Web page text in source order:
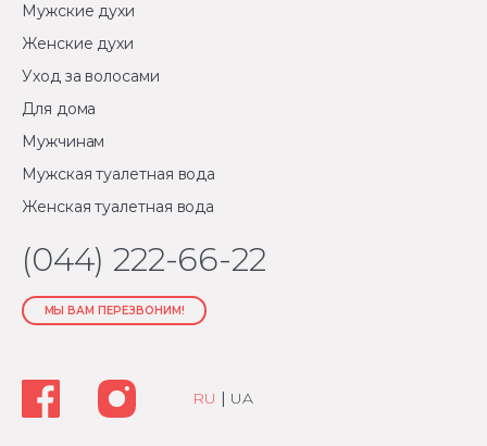
Мужские духи
Женские духи
Уход за волосами
Для дома
Мужчинам
Мужская туалетная вода
Женская туалетная вода
(044) 222-66-22
МЫ ВАМ ПЕРЕЗВОНИМ!
RU | UA